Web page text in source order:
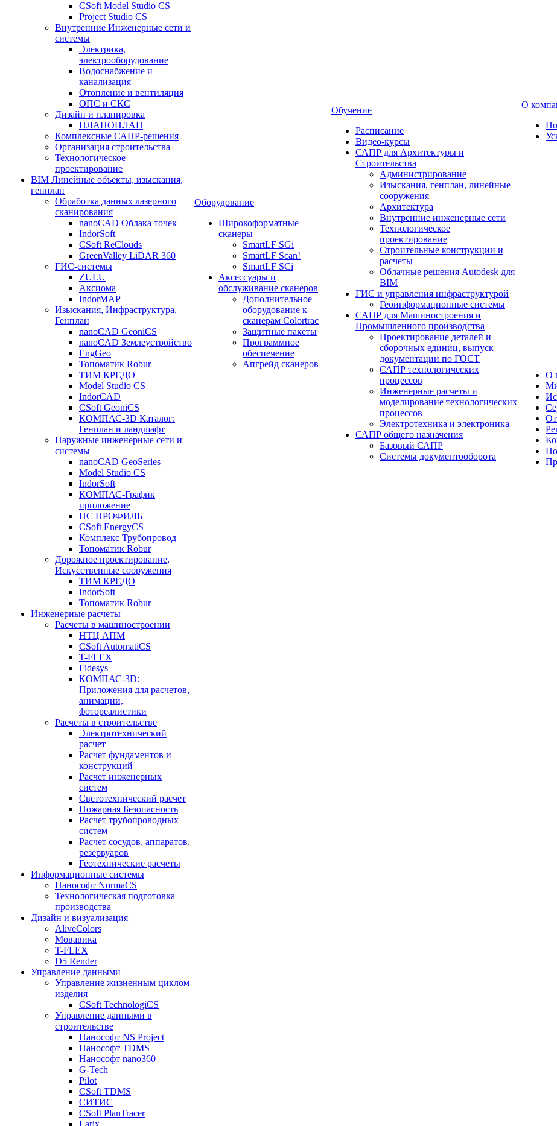
CSoft Model Studio CS
Project Studio CS
Внутренние Инженерные сети и
системы
Электрика,
электрооборудование
Водоснабжение и
канализация
Отопление и вентиляция
ОПС и СКС
Дизайн и планировка
ПЛАНОПЛАН
Комплексные САПР-решения
Организация строительства
Технологическое
проектирование
BIM Линейные объекты, изыскания,
генплан
Обработка данных лазерного
сканирования
nanoCAD Облака точек
IndorSoft
CSoft ReClouds
GreenValley LiDAR 360
ГИС-системы
ZULU
Аксиома
IndorMAP
Изыскания, Инфраструктура,
Генплан
nanoCAD GeoniCS
nanoCAD Землеустройство
EngGeo
Топоматик Robur
ТИМ КРЕДО
Model Studio CS
IndorCAD
CSoft GeoniCS
КОМПАС-3D Каталог:
Генплан и ландшафт
Наружные инженерные сети и
системы
nanoCAD GeoSeries
Model Studio CS
IndorSoft
КОМПАС-График
приложение
ПС ПРОФИЛЬ
CSoft EnergyCS
Комплекс Трубопровод
Топоматик Robur
Дорожное проектирование,
Искусственные сооружения
ТИМ КРЕДО
IndorSoft
Топоматик Robur
Инженерные расчеты
Расчеты в машиностроении
НТЦ АПМ
CSoft AutomatiCS
T-FLEX
Fidesys
КОМПАС-3D:
Приложения для расчетов,
анимации,
фотореалистики
Расчеты в строительстве
Электротехнический
расчет
Расчет фундаментов и
конструкций
Расчет инженерных
систем
Светотехнический расчет
Пожарная Безопасность
Расчет трубопроводных
систем
Расчет сосудов, аппаратов,
резервуаров
Геотехнические расчеты
Информационные системы
Нанософт NormaCS
Технологическая подготовка
производства
Дизайн и визуализация
AliveColors
Мовавика
T-FLEX
D5 Render
Управление данными
Управление жизненным циклом
изделия
CSoft TechnologiCS
Управление данными в
строительстве
Нанософт NS Project
Нанософт TDMS
Нанософт nano360
G-Tech
Pilot
CSoft TDMS
СИТИС
CSoft PlanTracer
Larix
Оборудование
Широкоформатные
сканеры
SmartLF SGi
SmartLF Scan!
SmartLF SCi
Аксессуары и
обслуживание сканеров
Дополнительное
оборудование к
сканерам Colortrac
Защитные пакеты
Программное
обеспечение
Апгрейд сканеров
Обучение
Расписание
Видео-курсы
САПР для Архитектуры и
Строительства
Администрирование
Изыскания, генплан, линейные
сооружения
Архитектура
Внутренние инженерные сети
Технологическое
проектирование
Строительные конструкции и
расчеты
Облачные решения Autodesk для
BIM
ГИС и управления инфраструктурой
Геоинформационные системы
САПР для Машиностроения и
Промышленного производства
Проектирование деталей и
сборочных единиц, выпуск
документации по ГОСТ
САПР технологических
процессов
Инженерные расчеты и
моделирование технологических
процессов
Электротехника и электроника
САПР общего назначения
Базовый САПР
Системы документооборота
О
О